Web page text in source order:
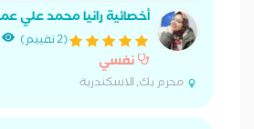
أخصائية رانيا محمد علي
(2 تقييم)
نفسي
محرم بك, الاسكندرية